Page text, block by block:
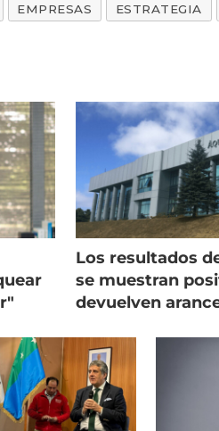
EMPRESAS ESTRATEGIA
Los resultados
se muestran
devuelven